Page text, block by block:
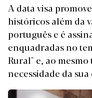
A data visa
históricos além da
português e é
enquadradas no
Rural" e, ao
necessidade da